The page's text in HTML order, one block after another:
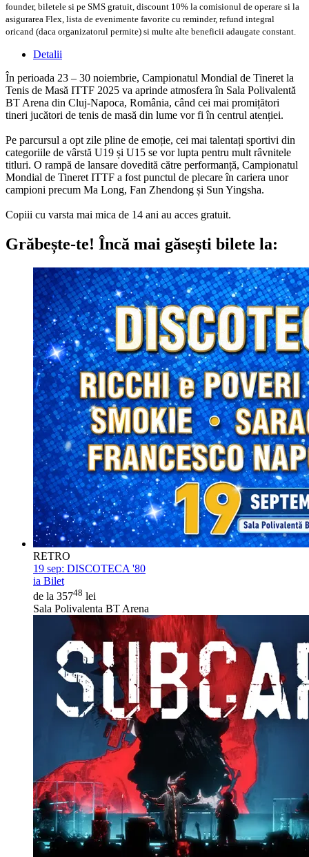
founder, biletele si pe SMS gratuit, discount 10% la comisionul de operare si la
asigurarea Flex, lista de evenimente favorite cu reminder, refund integral
oricand (daca organizatorul permite) si multe alte beneficii adaugate constant.
Detalii
În perioada 23 – 30 noiembrie, Campionatul Mondial de Tineret la
Tenis de Masă ITTF 2025 va aprinde atmosfera în Sala Polivalentă
BT Arena din Cluj-Napoca, România, când cei mai promițători
tineri jucători de tenis de masă din lume vor fi în centrul atenției.
Pe parcursul a opt zile pline de emoție, cei mai talentați sportivi din
categoriile de vârstă U19 și U15 se vor lupta pentru mult râvnitele
titluri. O rampă de lansare dovedită către performanță, Campionatul
Mondial de Tineret ITTF a fost punctul de plecare în cariera unor
campioni precum Ma Long, Fan Zhendong și Sun Yingsha.
Copiii cu varsta mai mica de 14 ani au acces gratuit.
Grăbește-te! Încă mai găsești bilete la:
RETRO
19 sep: DISCOTECA '80
ia Bilet
de la 35748 lei
Sala Polivalenta BT Arena